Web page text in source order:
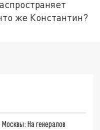
же Константин?
На генералов